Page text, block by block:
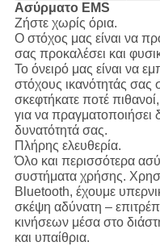
Ασύρματο EMS
Ζήστε χωρίς όρια.
Ο στόχος μας είναι να
σας προκαλέσει και
Το όνειρό μας είναι να
στόχους ικανότητάς σας
σκεφτήκατε ποτέ πιθανοί,
για να πραγματοποιήσει
δυνατότητά σας.
Πλήρης ελευθερία.
Όλο και περισσότερα
συστήματα χρήσης.
Bluetooth, έχουμε
σκέψη αδύνατη –
κινήσεων μέσα στο
και υπαίθρια.